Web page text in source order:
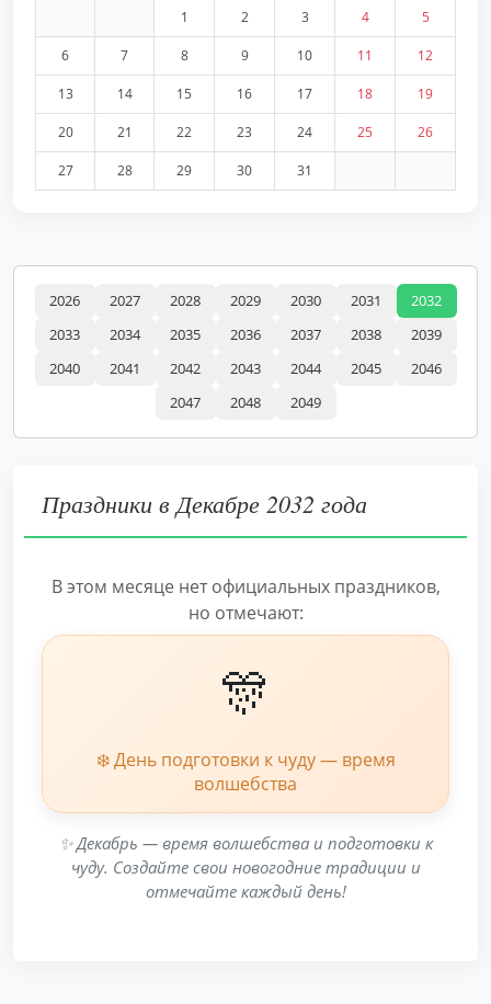
1 2 3 4 5
6 7 8 9 10 11 12
13 14 15 16 17 18 19
20 21 22 23 24 25 26
27 28 29 30 31
2026 2027 2028 2029 2030 2031
2032
2033
2034 2035 2036 2037 2038
2039
2040
2041 2042 2043 2044 2045
2046
2047
2048 2049
Праздники в Декабре 2032 года
В этом месяце нет официальных праздников,
но отмечают:
🎊
❄️ День подготовки к чуду — время
волшебства
✨ Декабрь — время волшебства и подготовки к
чуду. Создайте свои новогодние традиции и
отмечайте каждый день!